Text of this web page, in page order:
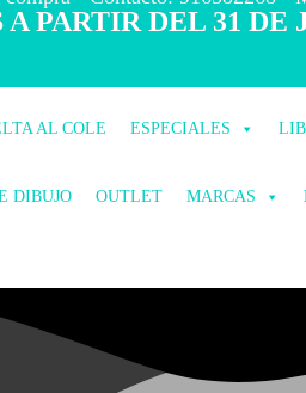
PARTIR DEL 31
AL COLE ESPECIALES
DIBUJO OUTLET MARCAS